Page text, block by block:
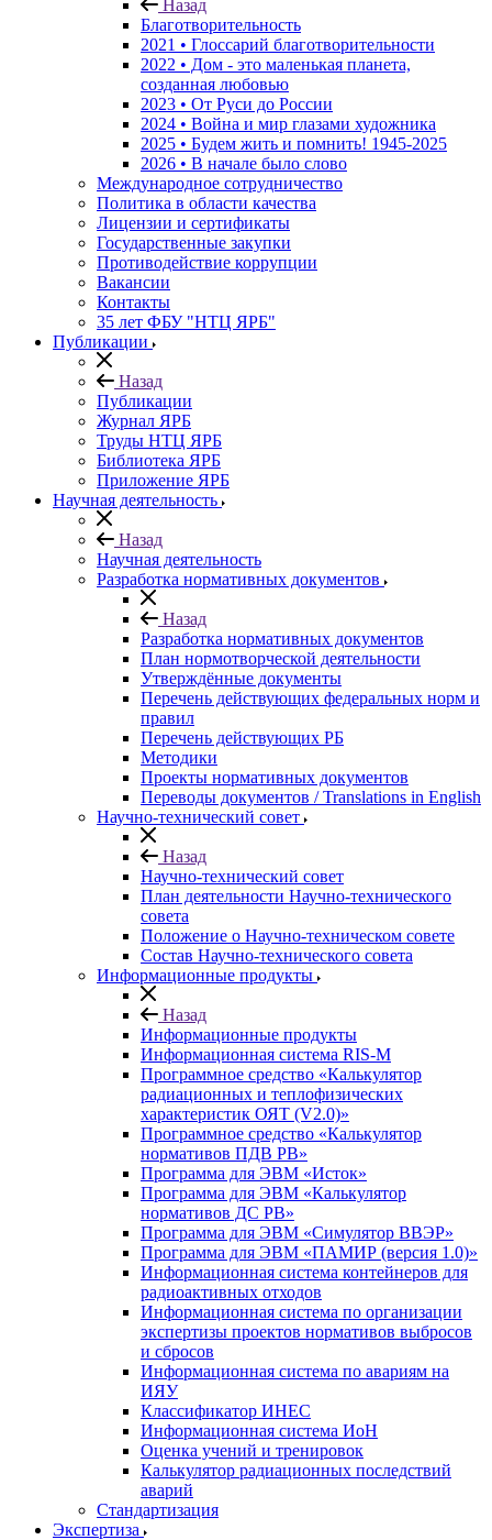
Назад
Благотворительность
2021 • Глоссарий благотворительности
2022 • Дом - это маленькая планета,
созданная любовью
2023 • От Руси до России
2024 • Война и мир глазами художника
2025 • Будем жить и помнить! 1945-2025
2026 • В начале было слово
Международное сотрудничество
Политика в области качества
Лицензии и сертификаты
Государственные закупки
Противодействие коррупции
Вакансии
Контакты
35 лет ФБУ "НТЦ ЯРБ"
Публикации
Назад
Публикации
Журнал ЯРБ
Труды НТЦ ЯРБ
Библиотека ЯРБ
Приложение ЯРБ
Научная деятельность
Назад
Научная деятельность
Разработка нормативных документов
Назад
Разработка нормативных документов
План нормотворческой деятельности
Утверждённые документы
Перечень действующих федеральных норм и
правил
Перечень действующих РБ
Методики
Проекты нормативных документов
Переводы документов / Translations in English
Научно-технический совет
Назад
Научно-технический совет
План деятельности Научно-технического
совета
Положение о Научно-техническом совете
Состав Научно-технического совета
Информационные продукты
Назад
Информационные продукты
Информационная система RIS-M
Программное средство «Калькулятор
радиационных и теплофизических
характеристик ОЯТ (V2.0)»
Программное средство «Калькулятор
нормативов ПДВ РВ»
Программа для ЭВМ «Исток»
Программа для ЭВМ «Калькулятор
нормативов ДС РВ»
Программа для ЭВМ «Симулятор ВВЭР»
Программа для ЭВМ «ПАМИР (версия 1.0)»
Информационная система контейнеров для
радиоактивных отходов
Информационная система по организации
экспертизы проектов нормативов выбросов
и сбросов
Информационная система по авариям на
ИЯУ
Классификатор ИНЕС
Информационная система ИоН
Оценка учений и тренировок
Калькулятор радиационных последствий
аварий
Стандартизация
Экспертиза